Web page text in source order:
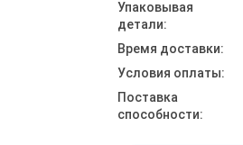
Упаковывая
детали:
Время доставки:
Условия оплаты:
Поставка
способности: